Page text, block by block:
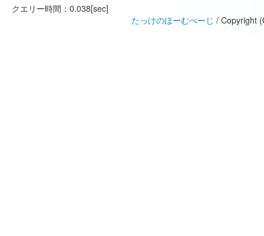
クエリー時間：0.038[sec]
たっけのほーむぺーじ / Copyright